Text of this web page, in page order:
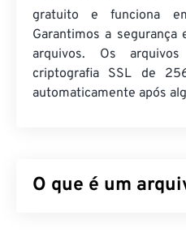
gratuito e funciona
Garantimos a segurança
arquivos. Os
criptografia SSL de
automaticamente após
O que é um